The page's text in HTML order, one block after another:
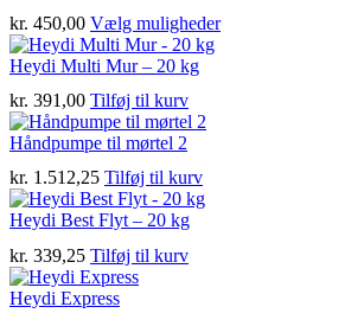
kr. 450,00 Vælg mulighederDette
Heydi Multi Mur – 20 kg
kr. 391,00 Tilføj til kurv
Håndpumpe til mørtel 2
kr. 1.512,25 Tilføj til kurv
Heydi Best Flyt – 20 kg
kr. 339,25 Tilføj til kurv
Heydi Express